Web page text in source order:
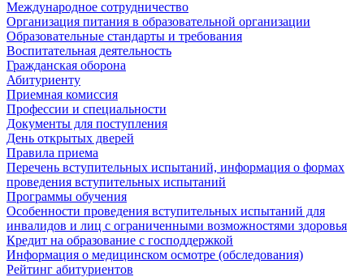
Международное сотрудничество
Организация питания в образовательной организации
Образовательные стандарты и требования
Воспитательная деятельность
Гражданская оборона
Абитуриенту
Приемная комиссия
Профессии и специальности
Документы для поступления
День открытых дверей
Правила приема
Перечень вступительных испытаний, информация о формах
проведения вступительных испытаний
Программы обучения
Особенности проведения вступительных испытаний для
инвалидов и лиц с ограниченными возможностями здоровья
Кредит на образование с господдержкой
Информация о медицинском осмотре (обследования)
Рейтинг абитуриентов